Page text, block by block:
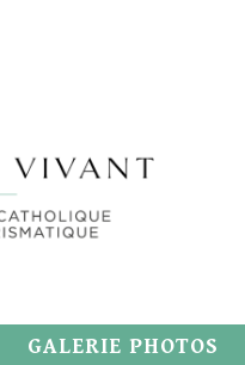
GALERIE PHOTOS